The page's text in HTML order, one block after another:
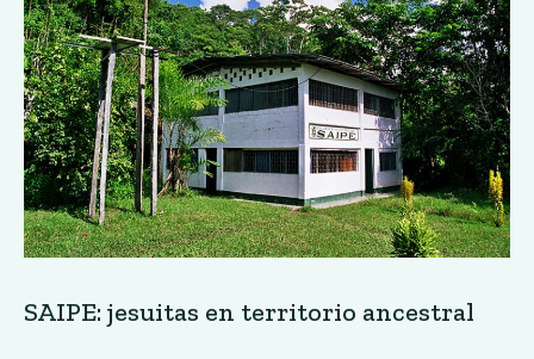
SAIPE: jesuitas en territorio ancestral